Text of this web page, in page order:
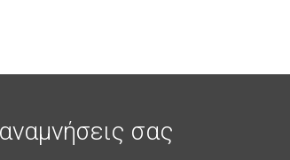
σας